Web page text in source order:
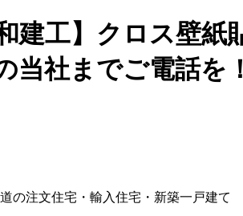
建工】クロス壁
当社までご電話を！